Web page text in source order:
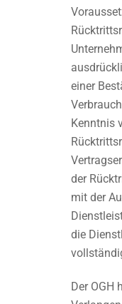
einer
Kenntnis
der
mit der
die
Der OGH